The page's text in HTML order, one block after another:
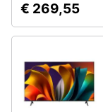
€ 269,55